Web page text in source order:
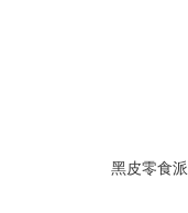
黑皮零食